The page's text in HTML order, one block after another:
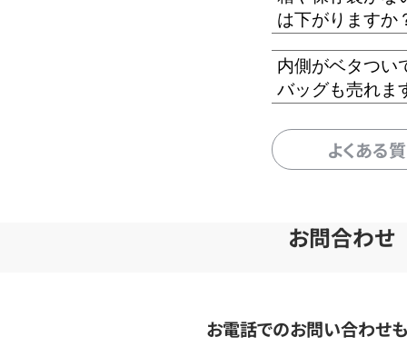
は下がりますか
内側がベタつい
バッグも売れま
よくある
お問合わせ
お電話でのお問い合わせ